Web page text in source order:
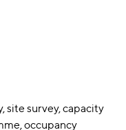
site survey capacity
occupancy